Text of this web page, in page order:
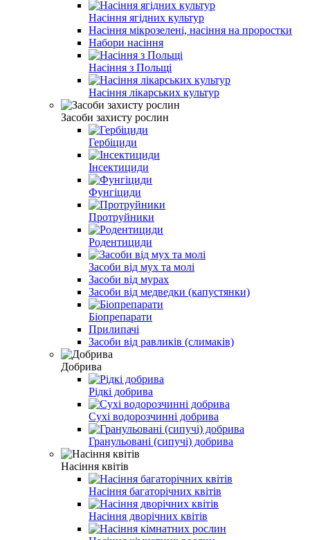
Насіння ягідних культур
Насіння мікрозелені, насіння на проростки
Набори насіння
Насіння з Польщі
Насіння лікарських культур
Засоби захисту рослин
Гербіциди
Інсектициди
Фунгіциди
Протруйники
Родентициди
Засоби від мух та молі
Засоби від мурах
Засоби від медведки (капустянки)
Біопрепарати
Прилипачі
Засоби від равликів (слимаків)
Добрива
Рідкі добрива
Сухі водорозчинні добрива
Гранульовані (сипучі) добрива
Насіння квітів
Насіння багаторічних квітів
Насіння дворічних квітів